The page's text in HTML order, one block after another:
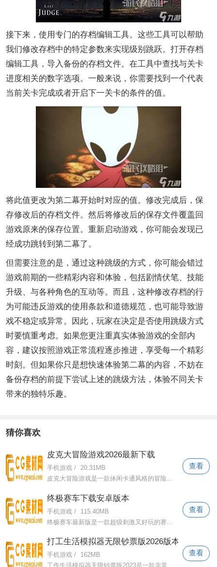
接下来，使用专门的存档编辑工具。这些工具可以帮助
我们修改存档中的特定参数来实现级别跳跃。打开存档
编辑工具，导入备份的存档文件。在工具中查找与关卡
进度相关的数字选项。一般来说，你需要找到一个代表
当前关卡完成或者开启下一关卡的条件的值。
将此值更改为第二幕开始时对应的值。修改完成后，保
存修改后的存档文件。然后将修改后的保存文件覆盖回
游戏原来的保存位置。重新启动游戏，你可能会发现已
经成功跳转到第二幕了。
但需要注意的是，通过这种跳级的方式，你可能会错过
游戏前期的一些精彩内容和体验，包括剧情伏笔、技能
升级、与各种角色的互动等。而且，这种修改存档的行
为可能违反游戏的使用条款和道德规范，也可能导致游
戏不稳定或异常。因此，玩家在决定是否使用跳级方式
时要慎重考虑。如果您更注重真实体验游戏的全部内
容，建议按照游戏正常流程逐步推进，享受每一个精彩
时刻。但如果你只是想快速体验第二幕的内容，不妨在
备份存档的前提下尝试上述的跳级方法，体验不同关卡
带来的独特乐趣。
猜你喜欢
皮克大冒险游戏2026最新下载
手机游戏 / 20.31MB
皮克大冒险游戏是一款休闲卡通风格的冒险游戏。游戏中有很多关卡挑战你的灵活性，控制手中的角色通过关卡，打败沿途的怪物！感兴趣的朋友请
查看
终极赛车下载安卓版本
手机游戏 /
115.40MB
终极赛车最新版是一款超级刺激又好玩的赛车游戏。海量炫酷跑车等你在线解锁体验！打造属于你自己的战车，在各种赛道上驰骋，感受速度与激情
查看
打工生活模拟器无限钞票版2026版本下载
手机游戏 /
162MB
查看